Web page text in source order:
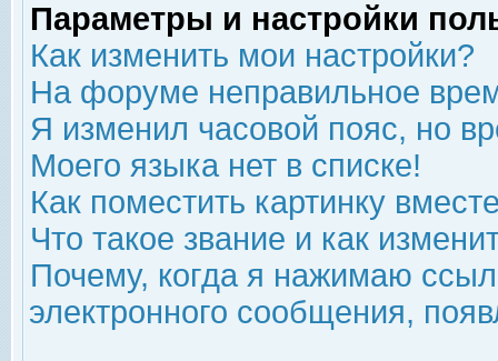
Параметры и настройки
Как изменить мои настройки?
На форуме неправильное
Я изменил часовой пояс, но
Моего языка нет в списке!
Как поместить картинку
Что такое звание и как
Почему, когда я нажимаю
электронного сообщения,